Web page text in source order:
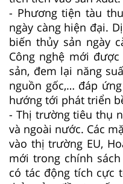
- Phương tiện tàu
ngày càng hiện đại.
biến thủy sản ngày
Công nghệ mới
sản, đem lại năng
nguồn gốc,… đáp
hướng tới phát triển
- Thị trường tiêu thụ
và ngoài nước. Các
vào thị trường EU,
mới trong chính
có tác động tích cực